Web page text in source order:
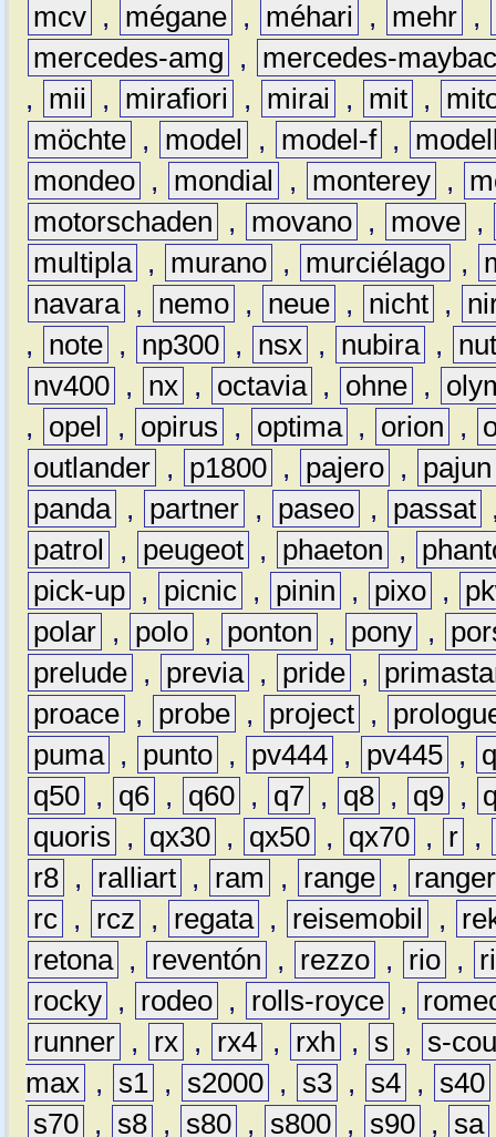
mcv , mégane , méhari , mehr ,
mercedes-amg
,
mercedes-
,
mii , mirafiori , mirai , mit ,
möchte , model , model-f ,
mondeo , mondial , monterey ,
motorschaden
, movano , move ,
multipla , murano , murciélago ,
navara , nemo , neue , nicht ,
,
note , np300 , nsx , nubira ,
nv400 , nx , octavia , ohne ,
,
opel , opirus , optima , orion ,
outlander , p1800 , pajero ,
pajun
panda , partner , paseo , passat
patrol
, peugeot , phaeton ,
pick-up , picnic , pinin , pixo ,
polar , polo , ponton , pony ,
prelude , previa , pride ,
proace , probe , project ,
puma , punto , pv444 , pv445 ,
q50 , q6 , q60 , q7 , q8 , q9 ,
quoris
, qx30 , qx50 , qx70 , r ,
r8 , ralliart , ram , range ,
ranger
rc , rcz , regata , reisemobil ,
retona , reventón , rezzo , rio ,
rocky , rodeo , rolls-royce ,
runner , rx , rx4 , rxh , s ,
s-
max , s1 , s2000 , s3 , s4 , s40
s70 , s8 , s80 , s800 , s90 , sa